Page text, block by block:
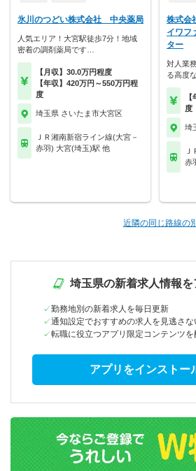
氷川のつどい株式会社 中央薬局
人気エリア！大宮駅徒歩7分！地域
密着の調剤薬局です…
【月収】30.0万円程度
【年収】420万円～550万円程
度
埼玉県 さいたま市大宮区
ＪＲ湘南新宿ライン線(大宮－
赤羽) 大宮(埼玉)駅 他
株式会
イワフ
ター
対人業
る高度
度
埼
赤
近隣の同じ路線の
埼玉県の新着求人情報
勤務地別の新着求人を毎日更新
通知設定でおすすめの求人を見逃さな
転職に役立つアプリ限定コンテンツを
アプリをインストー